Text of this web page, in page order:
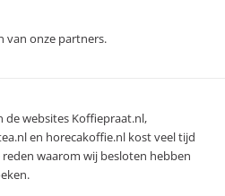
van onze partners.
websites Koffiepraat.nl,
en horecakoffie.nl kost veel tijd
waarom wij besloten hebben